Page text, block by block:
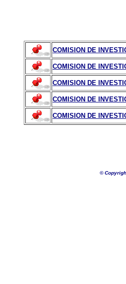
COMISION DE
COMISION DE
COMISION DE
COMISION DE
COMISION DE
©